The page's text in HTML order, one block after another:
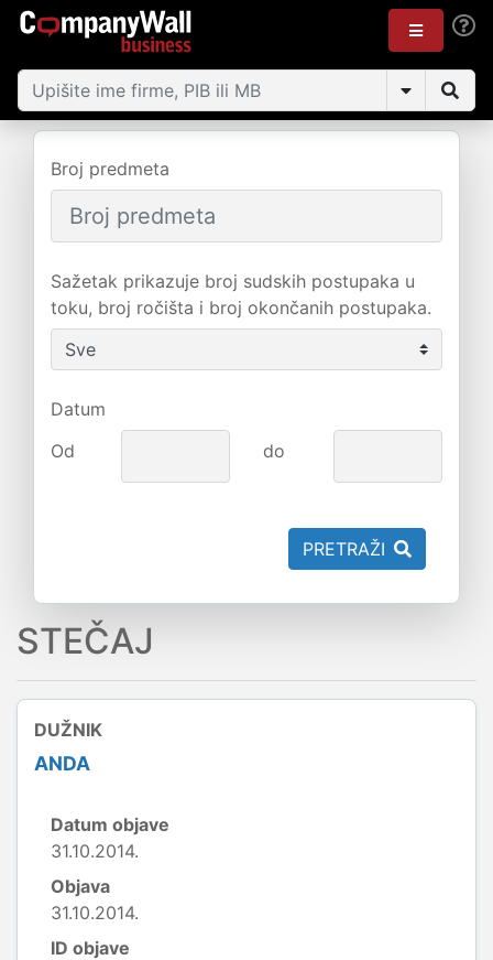
Broj predmeta
Sažetak prikazuje broj sudskih postupaka u
toku, broj ročišta i broj okončanih postupaka.
Datum
Od
do
PRETRAŽI
STEČAJ
DUŽNIK
ANDA
Datum objave
31.10.2014.
Objava
31.10.2014.
ID objave